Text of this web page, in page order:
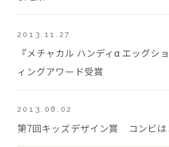
2013.11.27
『メチャカル ハンディα エッグシ
ィングアワード受賞
2013.08.02
第7回キッズデザイン賞 コンビは